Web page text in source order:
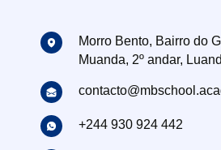
Morro Bento, Bairro do
Muanda, 2º andar,
+244 930 924 442